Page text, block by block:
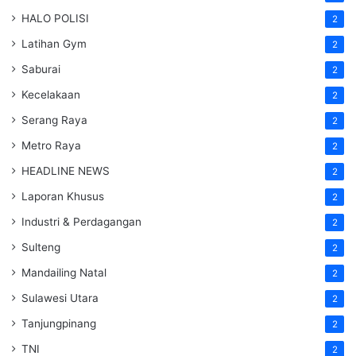
HALO POLISI 2
Latihan Gym 2
Saburai 2
Kecelakaan 2
Serang Raya 2
Metro Raya 2
HEADLINE NEWS 2
Laporan Khusus 2
Industri & Perdagangan 2
Sulteng 2
Mandailing Natal 2
Sulawesi Utara 2
Tanjungpinang 2
TNI 2